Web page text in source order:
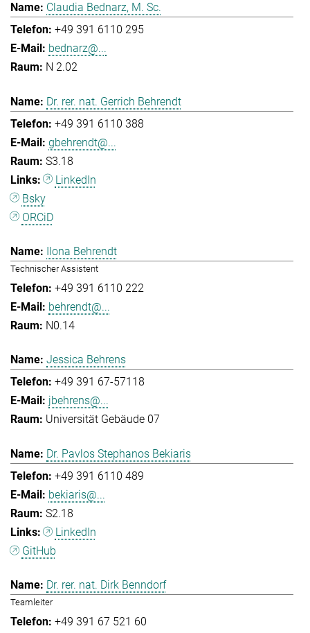
Claudia Bednarz, M. Sc.
+49 391 6110 295
bednarz@...
N 2.02
Dr. rer. nat. Gerrich Behrendt
+49 391 6110 388
gbehrendt@...
S3.18
LinkedIn
Bsky
ORCiD
Ilona Behrendt
Technischer Assistent
+49 391 6110 222
behrendt@...
N0.14
Jessica Behrens
+49 391 67-57118
jbehrens@...
Universität Gebäude 07
Dr. Pavlos Stephanos Bekiaris
+49 391 6110 489
bekiaris@...
S2.18
LinkedIn
GitHub
Dr. rer. nat. Dirk Benndorf
Teamleiter
+49 391 67 521 60